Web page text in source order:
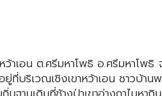
าเอน ต.ศรีมหาโพธิ อ.ศรีมหาโพ
บริเวณเชิงเขาหว้าเอน ชาวบ้า